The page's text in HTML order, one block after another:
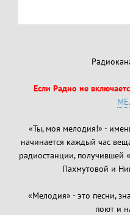
Если Радио не
«Ты, моя мелодия!» -
начинается каждый час
радиостанции, получившей
Пахмутовой и
«Мелодия» - это песни,
поют и